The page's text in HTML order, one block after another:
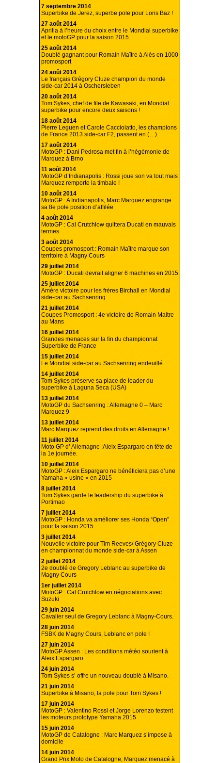
7 septembre 2014
Superbike de Jerez, superbe pole pour Loris Baz !
27 août 2014
Aprilia à l’heure du choix entre le Mondial superbike
et le motoGP pour la saison 2015.
25 août 2014
Doublé gagnant pour Romain Maître à Alès en 1000
promosport
24 août 2014
Le français Grégory Cluze champion du monde
side-car 2014 à Oschersleben
20 août 2014
Tom Sykes, chef de file de Kawasaki, en Mondial
superbike pour encore deux saisons !
18 août 2014
Pierre Leguen et Carole Cacciolatto, les champions
de France 2013 side-car F2, passent en (…)
17 août 2014
MotoGP : Dani Pedrosa met fin à l’hégémonie de
Marquez à Brno
11 août 2014
MotoGP d’Indianapolis : Rossi joue son va tout mais
Marquez remporte la timbale !
10 août 2014
MotoGP : A Indianapolis, Marc Marquez engrange
sa 8e pole position d’affilée
4 août 2014
MotoGP : Cal Crutchlow quittera Ducati en mauvais
termes
3 août 2014
Coupes promosport : Romain Maître marque son
territoire à Magny Cours
29 juillet 2014
MotoGP : Ducati devrait aligner 6 machines en 2015
25 juillet 2014
Amère victoire pour les frères Birchall en Mondial
side-car au Sachsenring
21 juillet 2014
Coupes Promosport : 4e victoire de Romain Maitre
au Mans
16 juillet 2014
Grandes menaces sur la fin du championnat
Superbike de France
15 juillet 2014
Le Mondial side-car au Sachsenring endeuillé
14 juillet 2014
Tom Sykes préserve sa place de leader du
superbike à Laguna Seca (USA)
13 juillet 2014
MotoGP du Sachsenring : Allemagne 0 – Marc
Marquez 9
13 juillet 2014
Marc Marquez reprend des droits en Allemagne !
11 juillet 2014
Moto GP d’ Allemagne :Aleix Espargaro en tête de
la 1e journée.
10 juillet 2014
MotoGP : Aleix Espargaro ne bénéficiera pas d’une
Yamaha « usine » en 2015
8 juillet 2014
Tom Sykes garde le leadership du superbike à
Portimao
7 juillet 2014
MotoGP : Honda va améliorer ses Honda “Open”
pour la saison 2015
3 juillet 2014
Nouvelle victoire pour Tim Reeves/ Grégory Cluze
en championnat du monde side-car à Assen
2 juillet 2014
2e doublé de Gregory Leblanc au superbike de
Magny Cours
1er juillet 2014
MotoGP : Cal Crutchlow en négociations avec
Suzuki
29 juin 2014
Cavalier seul de Gregory Leblanc à Magny-Cours.
28 juin 2014
FSBK de Magny Cours, Leblanc en pole !
27 juin 2014
MotoGP Assen : Les conditions météo sourient à
Aleix Espargaro
24 juin 2014
Tom Sykes s’ offre un nouveau doublé à Misano.
21 juin 2014
Superbike à Misano, la pole pour Tom Sykes !
17 juin 2014
MotoGP : Valentino Rossi et Jorge Lorenzo testent
les moteurs prototype Yamaha 2015
15 juin 2014
MotoGP de Catalogne : Marc Marquez s’impose à
domicile
14 juin 2014
Grand Prix Moto de Catalogne, Marquez menacé à